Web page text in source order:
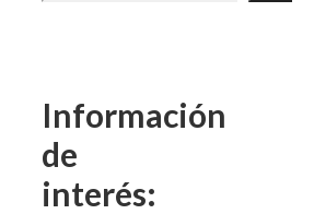
Información
de
interés: